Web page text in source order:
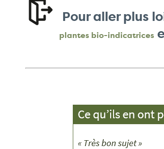
Pour aller plus
plantes bio-indicatrices